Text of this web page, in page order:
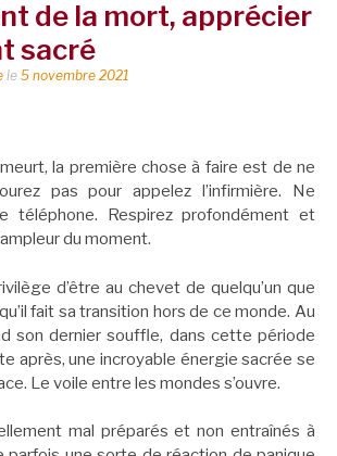
de la mort, apprécier
sacré
le 5 novembre 2021
meurt, la première chose à faire est de ne
pas pour appelez l’infirmière. Ne
téléphone. Respirez profondément et
du moment.
d’être au chevet de quelqu’un que
fait sa transition hors de ce monde. Au
son dernier souffle, dans cette période
après, une incroyable énergie sacrée se
Le voile entre les mondes s’ouvre.
mal préparés et non entraînés à